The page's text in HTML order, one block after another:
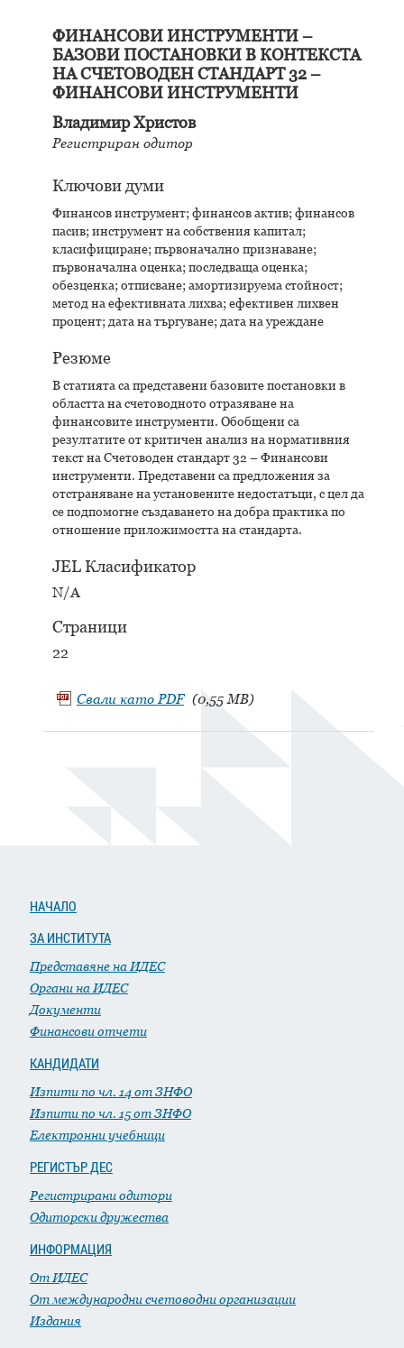
ФИНАНСОВИ ИНСТРУМЕНТИ –
БАЗОВИ ПОСТАНОВКИ В КОНТЕКСТА
НА СЧЕТОВОДЕН СТАНДАРТ 32 –
ФИНАНСОВИ ИНСТРУМЕНТИ
Владимир Христов
Регистриран одитор
Ключови думи
Финансов инструмент; финансов актив; финансов
пасив; инструмент на собствения капитал;
класифициране; първоначално признаване;
първоначална оценка; последваща оценка;
обезценка; отписване; амортизируема стойност;
метод на ефективната лихва; ефективен лихвен
процент; дата на търгуване; дата на уреждане
Резюме
В статията са представени базовите постановки в
областта на счетоводното отразяване на
финансовите инструменти. Обобщени са
резултатите от критичен анализ на нормативния
текст на Счетоводен стандарт 32 – Финансови
инструменти. Представени са предложения за
отстраняване на установените недостатъци, с цел да
се подпомогне създаването на добра практика по
отношение приложимостта на стандарта.
JEL Класификатор
N/A
Страници
22
Свали като PDF (0,55 MB)
НАЧАЛО
ЗА ИНСТИТУТА
Представяне на ИДЕС
Органи на ИДЕС
Документи
Финансови отчети
КАНДИДАТИ
Изпити по чл. 14 от ЗНФО
Изпити по чл. 15 от ЗНФО
Електронни учебници
РЕГИСТЪР ДЕС
Регистрирани одитори
Одиторски дружества
ИНФОРМАЦИЯ
От ИДЕС
От международни счетоводни организации
Издания